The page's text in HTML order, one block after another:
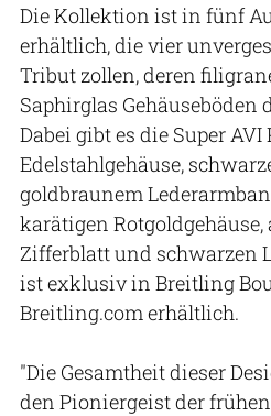
Die Kollektion ist in fünf
erhältlich, die vier
Tribut zollen, deren
Saphirglas Gehäuseböden
Dabei gibt es die Super
Edelstahlgehäuse,
goldbraunem
karätigen
Zifferblatt und schwarzen
ist exklusiv in Breitling
Breitling.com erhältlich.
"Die Gesamtheit dieser
den Pioniergeist der